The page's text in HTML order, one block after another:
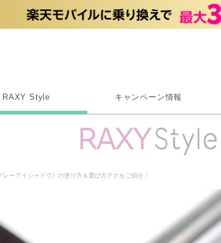
RAXY Style キャンペーン情報
ーアイシャドウ》の塗り方＆選び方テクをご紹介！